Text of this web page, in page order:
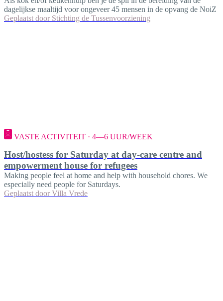
dagelijkse maaltijd voor ongeveer 45 mensen in de opvang de NoiZ
Geplaatst door Stichting de Tussenvoorziening
VASTE ACTIVITEIT · 4—6 UUR/WEEK
Host/hostess for Saturday at day-care centre and
empowerment house for refugees
Making people feel at home and help with household chores. We
especially need people for Saturdays.
Geplaatst door Villa Vrede